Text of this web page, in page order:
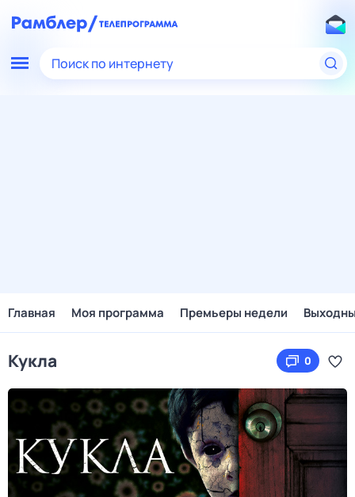
Поиск по интернету
Главная Моя программа Премьеры недели
Кукла 0